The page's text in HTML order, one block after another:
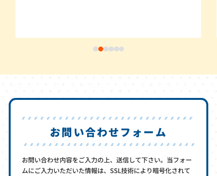
お問い合わせフォーム
お問い合わせ内容をご入力の上、送信して下さい。当フォー
ムにご入力いただいた情報は、SSL技術により暗号化されて